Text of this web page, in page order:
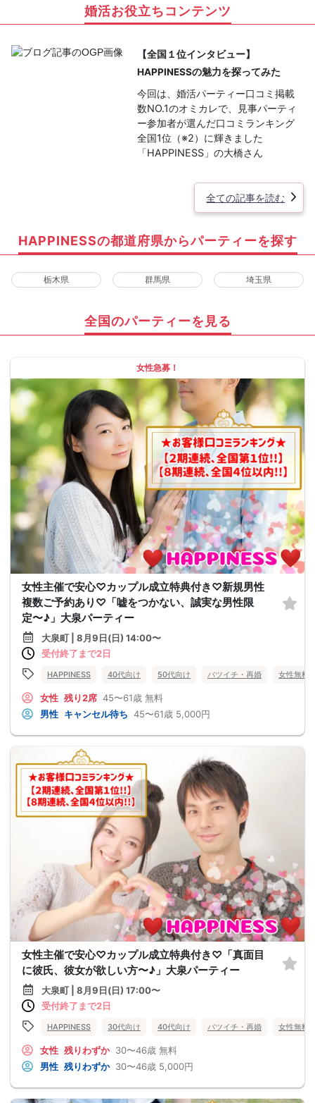
婚活お役立ちコンテンツ
【全国１位インタビュー】
HAPPINESSの魅力を探ってみた
今回は、婚活パーティー口コミ掲載
数NO.1のオミカレで、見事パーティ
ー参加者が選んだ口コミランキング
全国1位（※2）に輝きました
「HAPPINESS」の大橋さん
全ての記事を読む
HAPPINESSの都道府県からパーティーを探す
栃木県 群馬県 埼玉県
全国のパーティーを見る
女性急募！
女性主催で安心♡カップル成立特典付き♡新規男性
複数ご予約あり♡「嘘をつかない、誠実な男性限
定〜♪」大泉パーティー
大泉町 | 8月9日(日) 14:00〜
受付終了まで2日
HAPPINESS 40代向け 50代向け バツイチ・再婚 女性無料
女性 残り2席 45〜61歳 無料
男性 キャンセル待ち 45〜61歳 5,000円
女性主催で安心♡カップル成立特典付き♡「真面目
に彼氏、彼女が欲しい方〜♪」大泉パーティー
大泉町 | 8月9日(日) 17:00〜
受付終了まで2日
HAPPINESS 30代向け 40代向け バツイチ・再婚 女性無料
女性 残りわずか 30〜46歳 無料
男性 残りわずか 30〜46歳 5,000円